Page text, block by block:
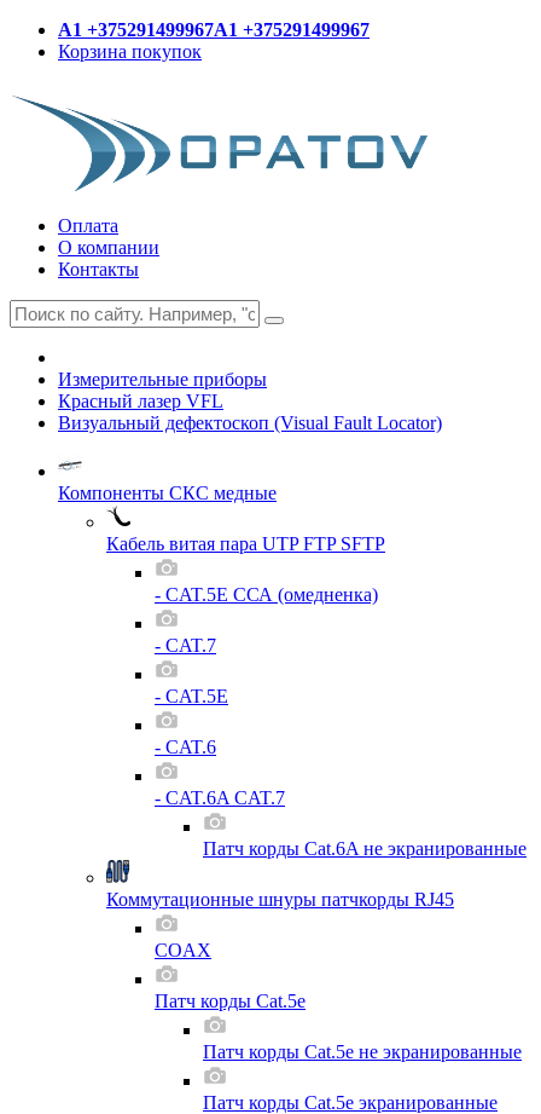
A1 +375291499967A1 +375291499967
Корзина покупок
Оплата
О компании
Контакты
Измерительные приборы
Красный лазер VFL
Визуальный дефектоскоп (Visual Fault Locator)
Компоненты СКС медные
Кабель витая пара UTP FTP SFTP
- CAT.5E ССА (омедненка)
- CAT.7
- CAT.5E
- CAT.6
- CAT.6A CAT.7
Патч корды Cat.6A не экранированные
Коммутационные шнуры патчкорды RJ45
COAX
Патч корды Cat.5e
Патч корды Cat.5e не экранированные
Патч корды Cat.5e экранированные